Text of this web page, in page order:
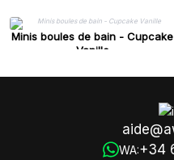
Minis boules de bain - Cupcake
Vanille
WA:+34